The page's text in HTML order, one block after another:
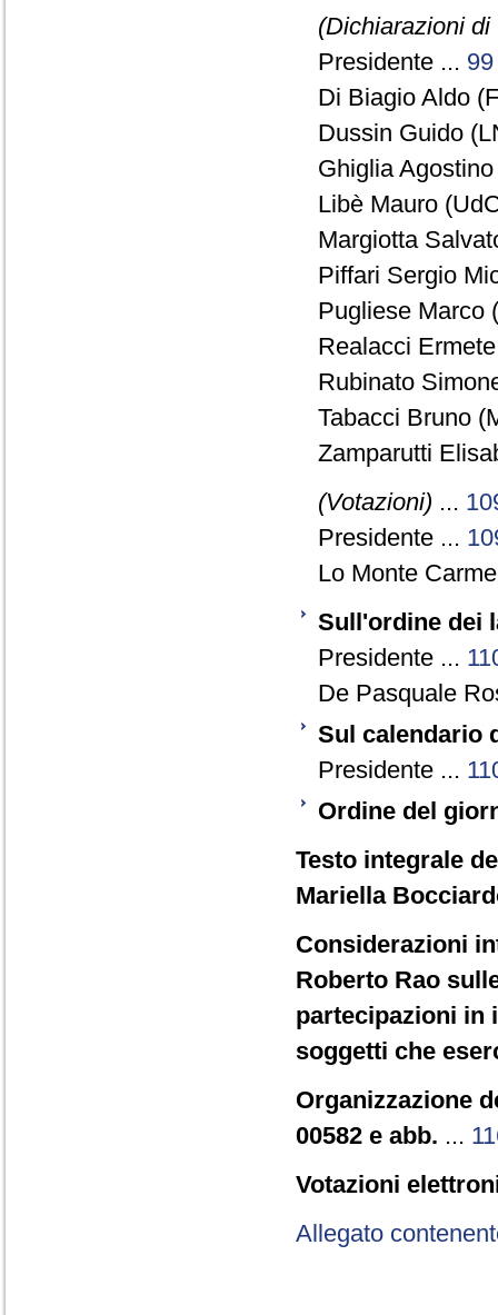
(Dichiarazioni di
Presidente ... 99
Di Biagio Aldo
Dussin Guido
Ghiglia
Libè Mauro
Margiotta
Piffari Sergio
Pugliese Marco
Realacci
Rubinato
Tabacci Bruno
Zamparutti
(Votazioni) ...
Presidente ...
Lo Monte
Sull'ordine dei
Presidente ...
De Pasquale
Sul calendario
Presidente ...
Ordine del
Testo integrale
Mariella
Considerazioni
Roberto Rao
partecipazioni in
soggetti che
Organizzazione
00582 e abb. ...
Votazioni
Allegato